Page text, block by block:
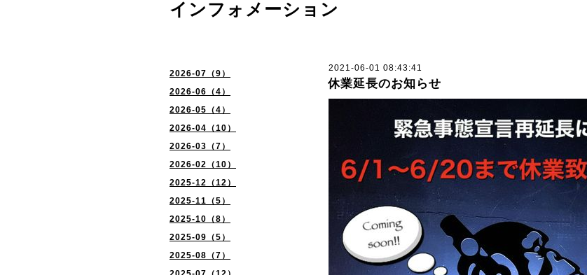
2026-07（9）
2026-06（4）
2026-05（4）
2026-04（10）
2026-03（7）
2026-02（10）
2025-12（12）
2025-11（5）
2025-10（8）
2025-09（5）
2025-08（7）
インフォメーション
2021-06-01 08:43:41
休業延長のお知らせ